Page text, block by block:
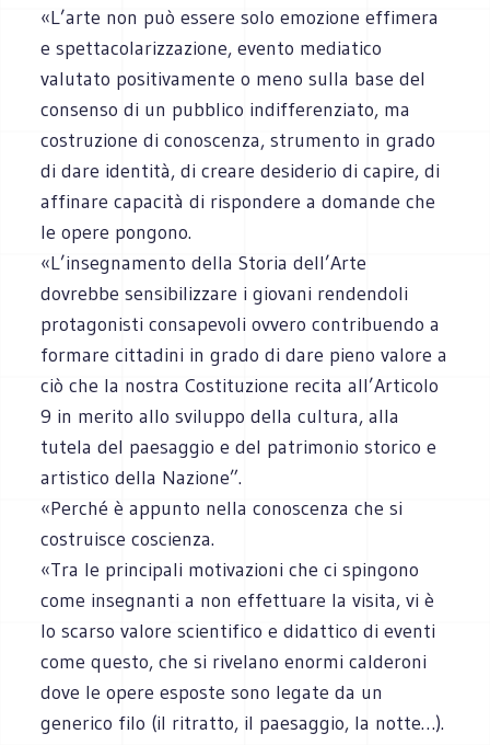
«L’arte non può essere solo emozione effimera
e spettacolarizzazione, evento mediatico
valutato positivamente o meno sulla base del
consenso di un pubblico indifferenziato, ma
costruzione di conoscenza, strumento in grado
di dare identità, di creare desiderio di capire, di
affinare capacità di rispondere a domande che
le opere pongono.
«L’insegnamento della Storia dell’Arte
dovrebbe sensibilizzare i giovani rendendoli
protagonisti consapevoli ovvero contribuendo a
formare cittadini in grado di dare pieno valore a
ciò che la nostra Costituzione recita all’Articolo
9 in merito allo sviluppo della cultura, alla
tutela del paesaggio e del patrimonio storico e
artistico della Nazione”.
«Perché è appunto nella conoscenza che si
costruisce coscienza.
«Tra le principali motivazioni che ci spingono
come insegnanti a non effettuare la visita, vi è
lo scarso valore scientifico e didattico di eventi
come questo, che si rivelano enormi calderoni
dove le opere esposte sono legate da un
generico filo (il ritratto, il paesaggio, la notte…).